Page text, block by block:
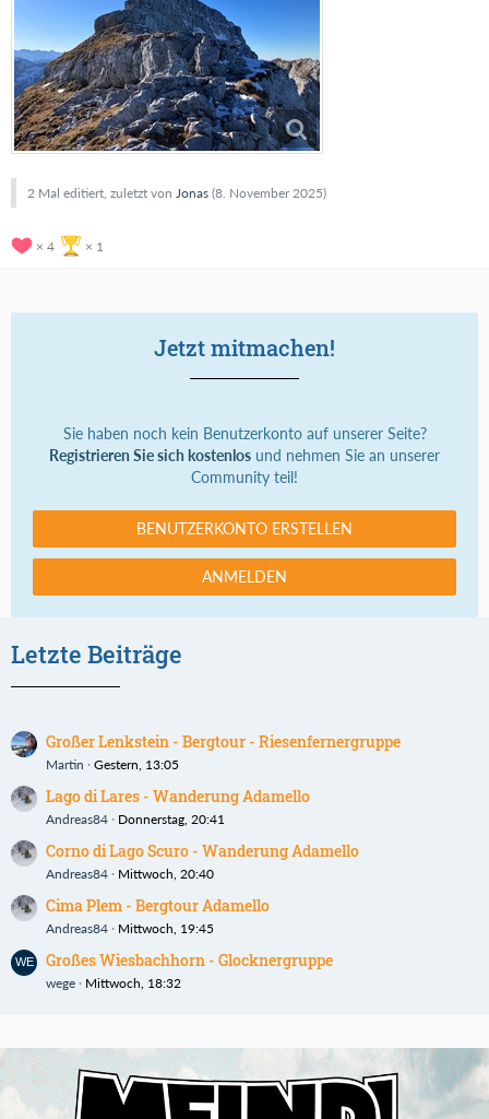
2 Mal editiert, zuletzt von Jonas (8. November 2025)
4 1
Jetzt mitmachen!
Sie haben noch kein Benutzerkonto auf unserer Seite?
Registrieren Sie sich kostenlos und nehmen Sie an unserer
Community teil!
BENUTZERKONTO ERSTELLEN
ANMELDEN
Letzte Beiträge
Großer Lenkstein - Bergtour - Riesenfernergruppe
Martin Gestern, 13:05
Lago di Lares - Wanderung Adamello
Andreas84 Donnerstag, 20:41
Corno di Lago Scuro - Wanderung Adamello
Andreas84 Mittwoch, 20:40
Cima Plem - Bergtour Adamello
Andreas84 Mittwoch, 19:45
Großes Wiesbachhorn - Glocknergruppe
wege Mittwoch, 18:32